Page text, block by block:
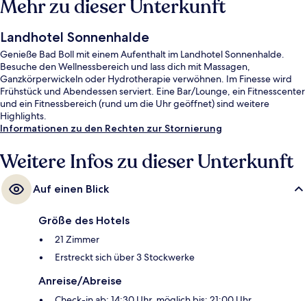
Mehr zu dieser Unterkunft
Landhotel Sonnenhalde
Genieße Bad Boll mit einem Aufenthalt im Landhotel Sonnenhalde.
Besuche den Wellnessbereich und lass dich mit Massagen,
Ganzkörperwickeln oder Hydrotherapie verwöhnen. Im Finesse wird
Frühstück und Abendessen serviert. Eine Bar/Lounge, ein Fitnesscenter
und ein Fitnessbereich (rund um die Uhr geöffnet) sind weitere
Highlights.
Informationen zu den Rechten zur Stornierung
Weitere Infos zu dieser Unterkunft
Auf einen Blick
Größe des Hotels
21 Zimmer
Erstreckt sich über 3 Stockwerke
Anreise/Abreise